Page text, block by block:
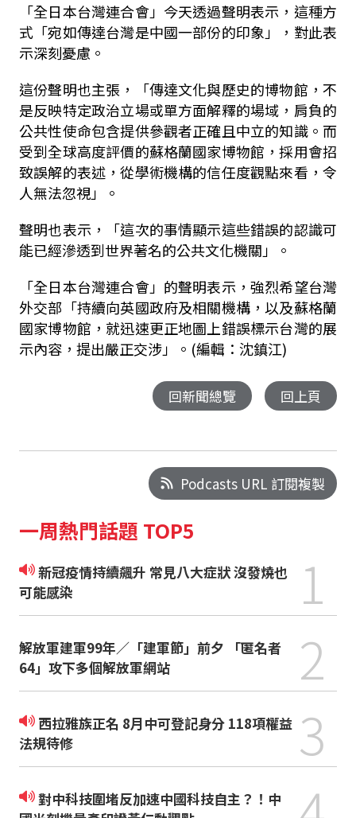
「全日本台灣連合會」今天透過聲明表示，這種方
式「宛如傳達台灣是中國一部份的印象」，對此表
示深刻憂慮。
這份聲明也主張，「傳達文化與歷史的博物館，不
是反映特定政治立場或單方面解釋的場域，肩負的
公共性使命包含提供參觀者正確且中立的知識。而
受到全球高度評價的蘇格蘭國家博物館，採用會招
致誤解的表述，從學術機構的信任度觀點來看，令
人無法忽視」。
聲明也表示，「這次的事情顯示這些錯誤的認識可
能已經滲透到世界著名的公共文化機關」。
「全日本台灣連合會」的聲明表示，強烈希望台灣
外交部「持續向英國政府及相關機構，以及蘇格蘭
國家博物館，就迅速更正地圖上錯誤標示台灣的展
示內容，提出嚴正交涉」。(編輯：沈鎮江)
回新聞總覽 回上頁
Podcasts URL 訂閱複製
一周熱門話題 TOP5
新冠疫情持續飆升 常見八大症狀 沒發燒也
可能感染
1
解放軍建軍99年／「建軍節」前夕 「匿名者
64」攻下多個解放軍網站
2
西拉雅族正名 8月中可登記身分 118項權益
法規待修
3
對中科技圍堵反加速中國科技自主？！中